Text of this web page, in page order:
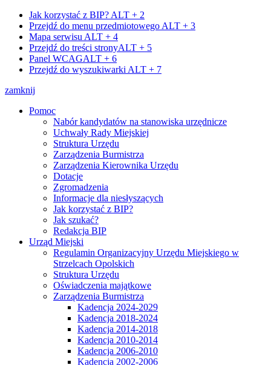
Jak korzystać z BIP? ALT + 2
Przejdź do menu przedmiotowego ALT + 3
Mapa serwisu ALT + 4
Przejdź do treści stronyALT + 5
Panel WCAGALT + 6
Przejdź do wyszukiwarki ALT + 7
zamknij
Pomoc
Nabór kandydatów na stanowiska urzędnicze
Uchwały Rady Miejskiej
Struktura Urzędu
Zarządzenia Burmistrza
Zarządzenia Kierownika Urzędu
Dotacje
Zgromadzenia
Informacje dla niesłyszących
Jak korzystać z BIP?
Jak szukać?
Redakcja BIP
Urząd Miejski
Regulamin Organizacyjny Urzędu Miejskiego w
Strzelcach Opolskich
Struktura Urzędu
Oświadczenia majątkowe
Zarządzenia Burmistrza
Kadencja 2024-2029
Kadencja 2018-2024
Kadencja 2014-2018
Kadencja 2010-2014
Kadencja 2006-2010
Kadencja 2002-2006